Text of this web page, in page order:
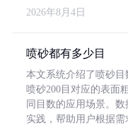
2026年8月4日
喷砂都有多少目
本文系统介绍了喷砂
喷砂200目对应的表面
同目数的应用场景。
实践，帮助用户根据需